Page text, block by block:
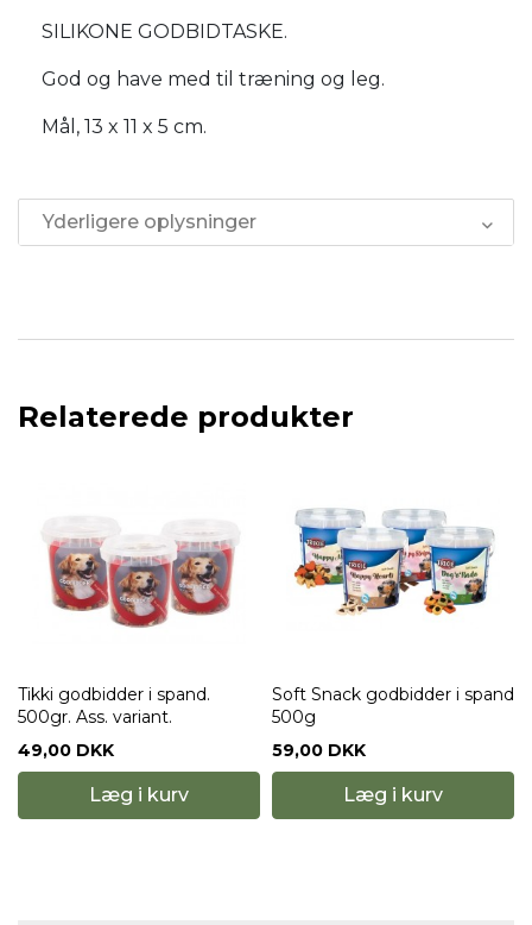
SILIKONE GODBIDTASKE.
God og have med til træning og leg.
Mål, 13 x 11 x 5 cm.
Yderligere oplysninger
Relaterede produkter
Tikki godbidder i spand.
500gr. Ass. variant.
49,00 DKK
Læg i kurv
Soft Snack godbidder i spand
500g
59,00 DKK
Læg i kurv